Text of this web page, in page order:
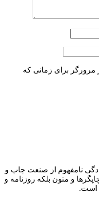
مرورگر برای زمانی که
نامفهوم از صنعت چاپ و
و متون بلکه روزنامه و
است.